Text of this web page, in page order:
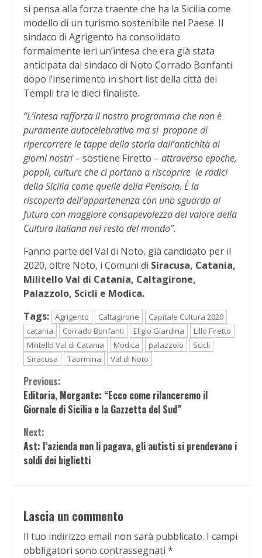
si pensa alla forza traente che ha la Sicilia come
modello di un turismo sostenibile nel Paese. Il
sindaco di Agrigento ha consolidato
formalmente ieri un’intesa che era già stata
anticipata dal sindaco di Noto Corrado Bonfanti
dopo l’inserimento in short list della città dei
Templi tra le dieci finaliste.
“L’intesa rafforza il nostro programma che non è
puramente autocelebrativo ma si propone di
ripercorrere le tappe della storia dall’antichità ai
giorni nostri– sostiene Firetto – attraverso epoche,
popoli, culture che ci portano a riscoprire le radici
della Sicilia come quelle della Penisola. È la
riscoperta dell’appartenenza con uno sguardo al
futuro con maggiore consapevolezza del valore della
Cultura italiana nel resto del mondo”.
Fanno parte del Val di Noto, già candidato per il
2020, oltre Noto, i Comuni di Siracusa, Catania,
Militello Val di Catania, Caltagirone,
Palazzolo, Scicli e Modica.
Tags: Agrigento Caltagirone
Capitale Cultura 2020
catania
Corrado Bonfanti Eligio Giardina
Lillo Firetto
Militello Val di Catania
Modica palazzolo
Scicli
Siracusa
Taormina Val di Noto
Continue
Reading
Previous:
Editoria, Morgante: “Ecco come rilanceremo il
Giornale di Sicilia e la Gazzetta del Sud”
Next:
Ast: l’azienda non li pagava, gli autisti si prendevano i
soldi dei biglietti
Lascia un commento
Il tuo indirizzo email non sarà pubblicato. I campi
obbligatori sono contrassegnati *